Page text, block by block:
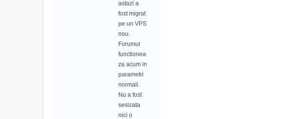
astazi a
fost migrat
pe un VPS
nou.
Forumul
functionea
za acum in
parametri
normali.
Nu a fost
sesizata
nici o